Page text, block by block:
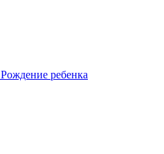
Рождение ребенка